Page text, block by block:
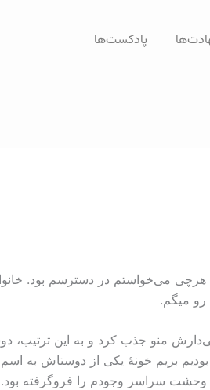
پادکست‌ها
می‌خواستم در دسترسم بود.
رو میگم.
منو جذب کرد و به این
بریم خونۀ یکی از دوستاش به
وحشت سراسر وجودم را فروگرفته